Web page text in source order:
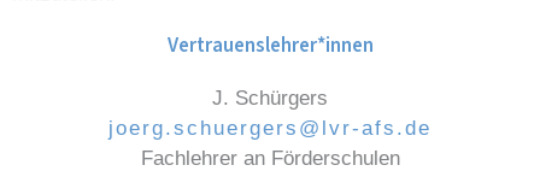
Vertrauenslehrer*innen
J. Schürgers
joerg.schuergers@lvr-afs.de
Fachlehrer an Förderschulen